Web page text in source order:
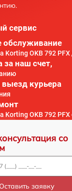
сервис
обслуживание
Korting OKB 792 PFX
за наш счет,
курьера
Korting OKB 792 PFX
со
Оставить заявку